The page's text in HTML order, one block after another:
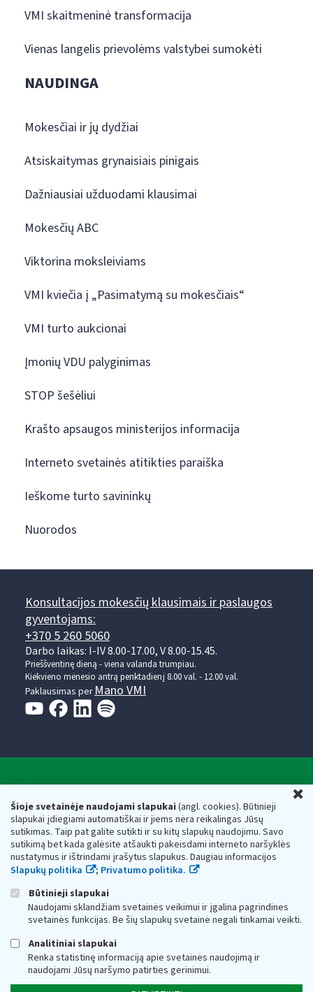
Šioje svetainėje naudojami slapukai(angl. cookies). Būtinieji
slapukai įdiegiami automatiškai ir jiems nėra reikalingas Jūsų
sutikimas. Taip pat galite sutikti ir su kitų slapukų naudojimu. Savo
sutikimą bet kada galėsite atšaukti pakeisdami interneto naršyklės
nustatymus ir ištrindami įrašytus slapukus. Daugiau informacijos
Slapukų politika
; Privatumo politika.
Būtinieji slapukai
Naudojami sklandžiam svetainės veikimui ir įgalina pagrindines
svetainės funkcijas. Be šių slapukų svetainė negali tinkamai veikti.
Analitiniai slapukai
Renka statistinę informaciją apie svetainės naudojimą ir
naudojami Jūsų naršymo patirties gerinimui.
VMI skaitmeninė transformacija
Vienas langelis prievolėms valstybei sumokėti
NAUDINGA
Mokesčiai ir jų dydžiai
Atsiskaitymas grynaisiais pinigais
Dažniausiai užduodami klausimai
Mokesčių ABC
Viktorina moksleiviams
VMI kviečia į „Pasimatymą su mokesčiais“
VMI turto aukcionai
Įmonių VDU palyginimas
STOP šešėliui
Krašto apsaugos ministerijos informacija
Interneto svetainės atitikties paraiška
Ieškome turto savininkų
Nuorodos
Konsultacijos mokesčių klausimais ir paslaugos
gyventojams:
+370 5 260 5060
Darbo laikas: I-IV 8.00-17.00, V 8.00-15.45.
Prieššventinę dieną - viena valanda trumpiau.
Kiekvieno mėnesio antrą penktadienį 8.00 val. - 12.00 val.
Paklausimas per Mano VMI
Respublikos finansų ministerijos
Biudžetinė įstaiga. Juridinio asmens kodas — 188659752,
adresas: Vasario 16-osios g. 14, 01107 Vilnius, Lietuva, el.paštas:
vmi@vmi.lt, E. pristatymo dėžutės adresas 188659752
Duomenys apie Valstybinę mokesčių inspekciją prie Lietuvos
Respublikos finansų ministerijos kaupiami ir saugomi Juridinių